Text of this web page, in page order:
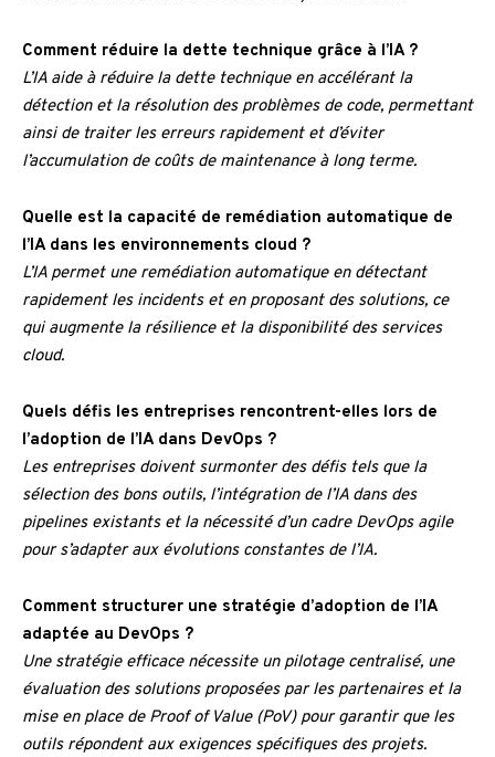
Comment réduire la dette technique grâce à l’IA ?
L’IA aide à réduire la dette technique en accélérant la
détection et la résolution des problèmes de code, permettant
ainsi de traiter les erreurs rapidement et d’éviter
l’accumulation de coûts de maintenance à long terme.
Quelle est la capacité de remédiation automatique de
l’IA dans les environnements cloud ?
L’IA permet une remédiation automatique en détectant
rapidement les incidents et en proposant des solutions, ce
qui augmente la résilience et la disponibilité des services
cloud.
Quels défis les entreprises rencontrent-elles lors de
l’adoption de l’IA dans DevOps ?
Les entreprises doivent surmonter des défis tels que la
sélection des bons outils, l’intégration de l’IA dans des
pipelines existants et la nécessité d’un cadre DevOps agile
pour s’adapter aux évolutions constantes de l’IA.
Comment structurer une stratégie d’adoption de l’IA
adaptée au DevOps ?
Une stratégie efficace nécessite un pilotage centralisé, une
évaluation des solutions proposées par les partenaires et la
mise en place de Proof of Value (PoV) pour garantir que les
outils répondent aux exigences spécifiques des projets.